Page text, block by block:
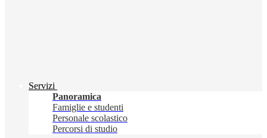
Servizi
Panoramica
Famiglie e studenti
Personale scolastico
Percorsi di studio